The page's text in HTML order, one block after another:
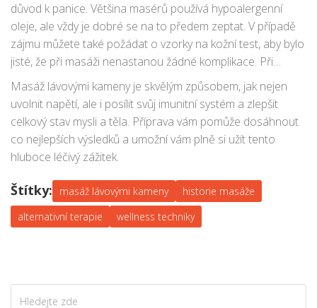
důvod k panice. Většina masérů používá hypoalergenní
oleje, ale vždy je dobré se na to předem zeptat. V případě
zájmu můžete také požádat o vzorky na kožní test, aby bylo
jisté, že při masáži nenastanou žádné komplikace. Při
použití horkých kamenů mějte na paměti, že terapeuti jsou
vyškoleni, aby regulovali teplotu kamenů, takže byste neměli
cítit příliš vysoké teploty na kůži.
Masáž lávovými kameny je skvělým způsobem, jak nejen
uvolnit napětí, ale i posílit svůj imunitní systém a zlepšit
celkový stav mysli a těla. Příprava vám pomůže dosáhnout
co nejlepších výsledků a umožní vám plně si užít tento
hluboce léčivý zážitek.
Štítky: masáž lávovými kameny
historie masáže
alternativní terapie
wellness techniky